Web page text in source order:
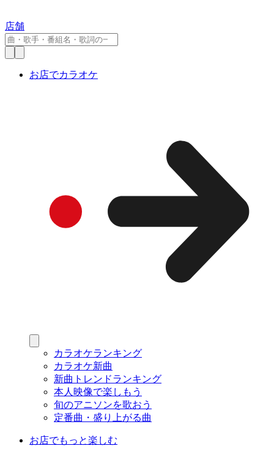
店舗
お店でカラオケ
カラオケランキング
カラオケ新曲
新曲トレンドランキング
本人映像で楽しもう
旬のアニソンを歌おう
定番曲・盛り上がる曲
お店でもっと楽しむ